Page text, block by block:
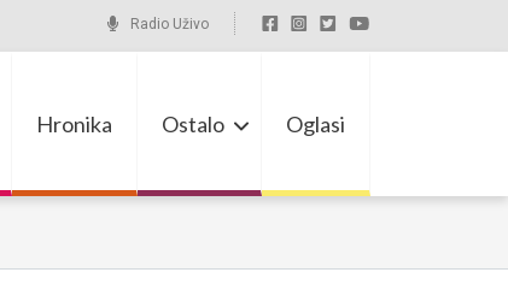
Radio Uživo
Hronika Ostalo Oglasi